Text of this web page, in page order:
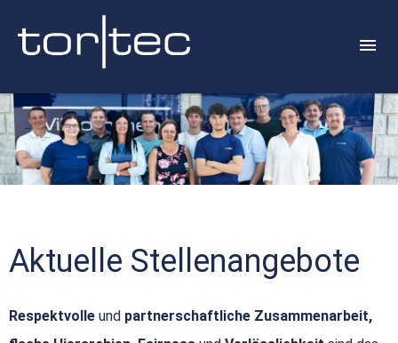
Aktuelle Stellenangebote
Respektvolle und partnerschaftliche Zusammenarbeit,